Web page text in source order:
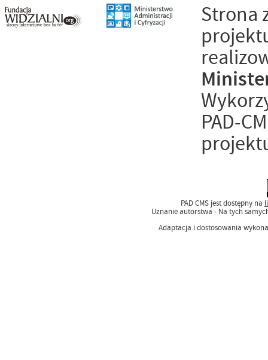
Strona
PAD-
PAD CMS jest dostępny na
Uznanie autorstwa - Na tych
Adaptacja i dostosowania